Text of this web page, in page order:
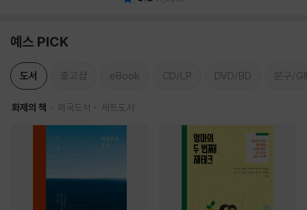
예스 PICK
도서 중고샵 eBook CD/LP DVD/BD 문구/
화제의 책 외국도서 세트도서